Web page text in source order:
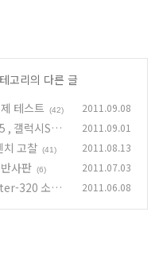
고리의 다른 글
테스트
(42) 2011.09.08
, 갤럭시S2 ,
2011.09.01
치 고찰 (41) 2011.08.13
사판 (6) 2011.07.03
320 소음
2011.06.08